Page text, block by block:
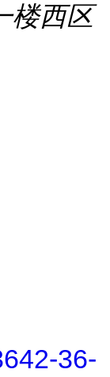
楼西区
36-